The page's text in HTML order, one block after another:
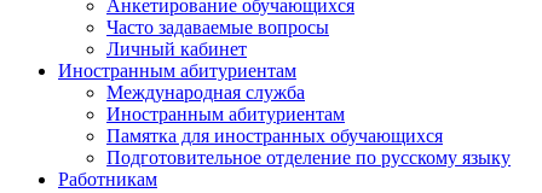
Анкетирование обучающихся
Часто задаваемые вопросы
Личный кабинет
Иностранным абитуриентам
Международная служба
Иностранным абитуриентам
Памятка для иностранных обучающихся
Подготовительное отделение по русскому языку
Работникам